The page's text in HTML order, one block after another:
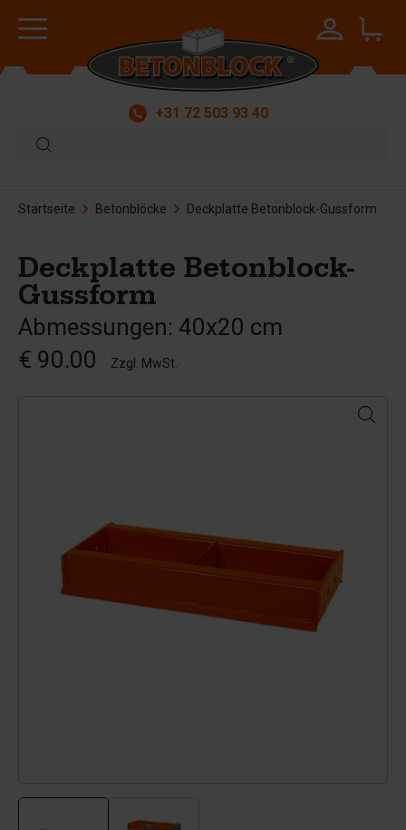
+31 72 503 93 40
Startseite Betonblöcke Deckplatte Betonblock-Gussform
Deckplatte Betonblock-
Gussform
Abmessungen: 40x20 cm
€ 90.00
Zzgl. MwSt.